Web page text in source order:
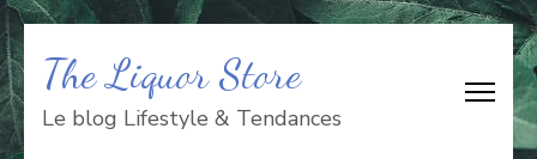
Aller
au
contenu
(Pressez
The Liquor Store
Le blog Lifestyle & Tendances